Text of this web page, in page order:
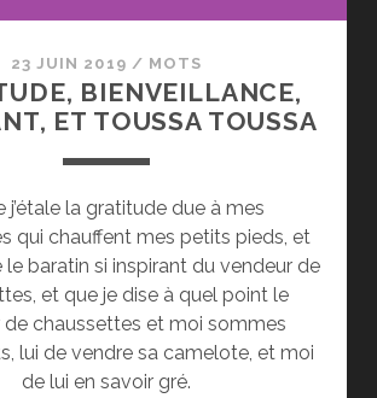
23 JUIN 2019 / MOTS
BIENVEILLANCE,
ET TOUSSA TOUSSA
j’étale la gratitude due à mes
qui chauffent mes petits pieds, et
le baratin si inspirant du vendeur de
et que je dise à quel point le
de chaussettes et moi sommes
lui de vendre sa camelote, et moi
de lui en savoir gré.